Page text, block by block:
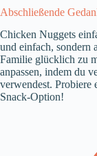
Abschließende
Chicken Nuggets
und einfach, sondern
Familie glücklich zu
anpassen, indem du
verwendest. Probiere
Snack-Option!